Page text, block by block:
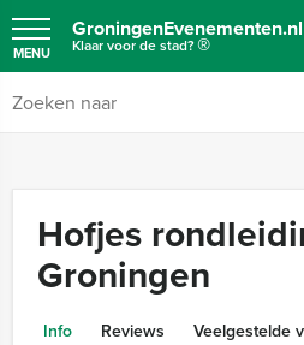
GroningenEvenementen.nl
Klaar voor de stad?®
MENU
Hofjes
Groningen
Info Reviews Veelgestelde